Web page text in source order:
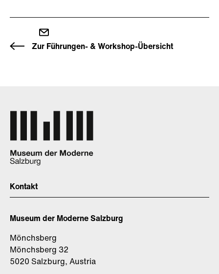
Zur Führungen- & Workshop-Übersicht
Kontakt
Museum der Moderne Salzburg
Mönchsberg
Mönchsberg 32
5020 Salzburg, Austria